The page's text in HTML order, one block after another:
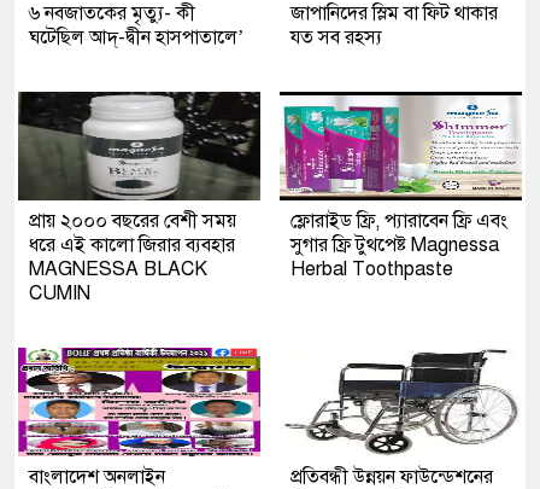
৬ নবজাতকের মৃত্যু- কী
ঘটেছিল আদ্‌-দ্বীন হাসপাতালে’
জাপানিদের স্লিম বা ফিট থাকার
যত সব রহস্য
প্রায় ২০০০ বছরের বেশী সময়
ধরে এই কালো জিরার ব্যবহার
MAGNESSA BLACK
CUMIN
ফ্লোরাইড ফ্রি, প্যারাবেন ফ্রি এবং
সুগার ফ্রি টুথপেষ্ট Magnessa
Herbal Toothpaste
বাংলাদেশ অনলাইন
প্রতিবন্ধী উন্নয়ন ফাউন্ডেশনের